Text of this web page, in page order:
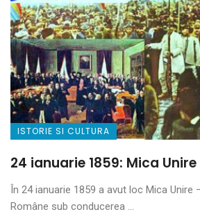
ISTORIE SI CULTURA
24 ianuarie 1859: Mica Unire
În 24 ianuarie 1859 a avut loc Mica Unire
Române sub conducerea ...